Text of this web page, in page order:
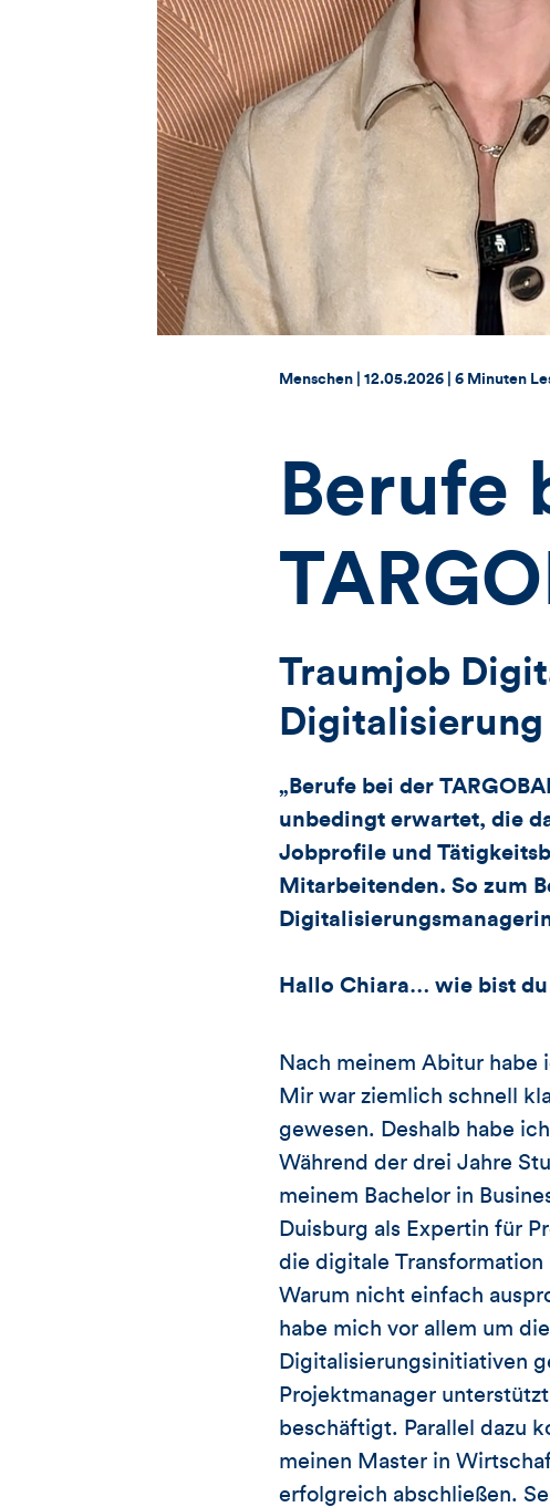
Thema:
Menschen | Datum:
12.05.2026 6 Minuten
Berufe
Traumjob
„Berufe bei der
unbedingt erwartet, die
Jobprofile und
Mitarbeitenden. So zum
Hallo Chiara… wie bist
Nach meinem Abitur
Mir war ziemlich schnell
gewesen. Deshalb habe
Während der drei Jahre
meinem Bachelor in
Duisburg als Expertin für
die digitale
Warum nicht einfach
habe mich vor allem um
Digitalisierungsinitiativen
Projektmanager
beschäftigt. Parallel dazu
meinen Master in
erfolgreich abschließen.